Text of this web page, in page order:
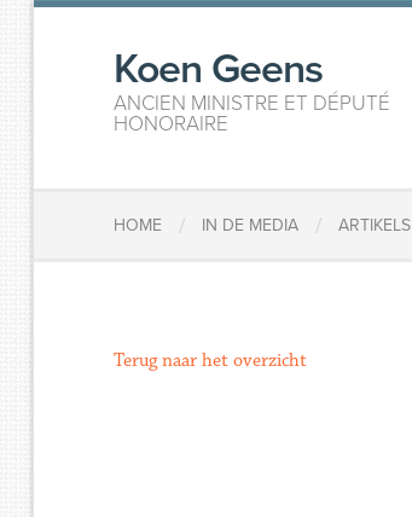
Koen Geens
ANCIEN MINISTRE ET DÉPUTÉ
HONORAIRE
HOME / IN DE MEDIA / ARTIKELS
Terug naar het overzicht